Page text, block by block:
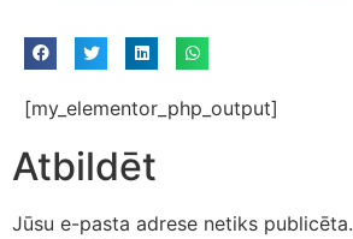
[my_elementor_php_output]
Atbildēt
Jūsu e-pasta adrese netiks publicēta.